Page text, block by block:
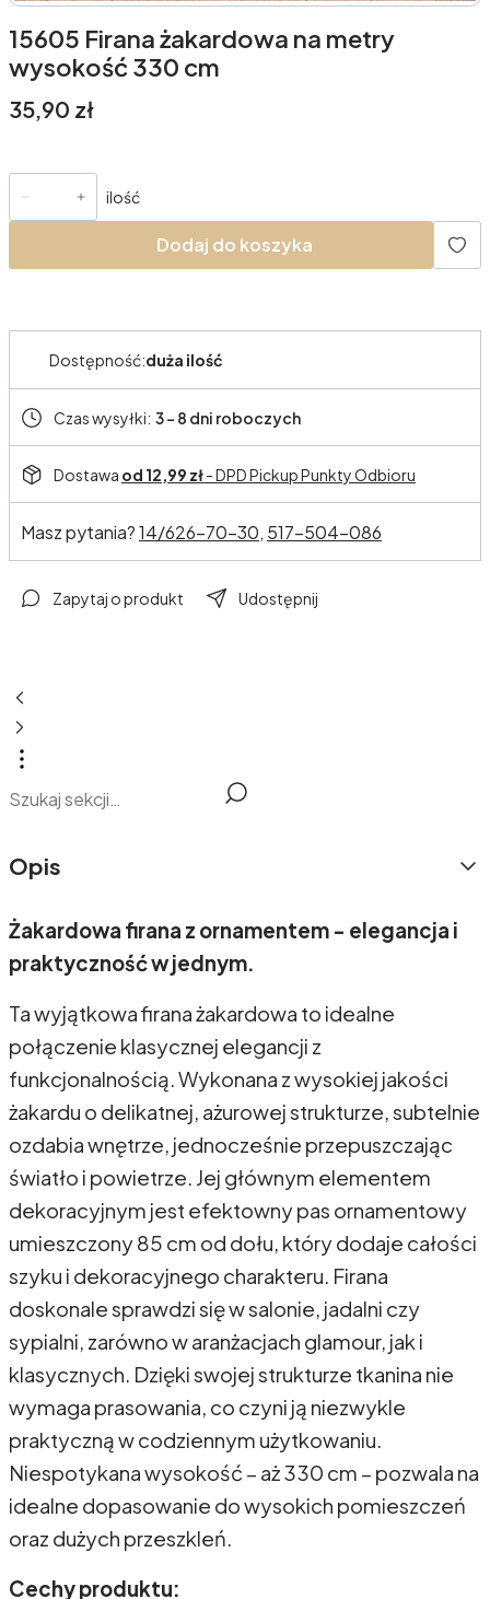
15605 Firana żakardowa na metry
wysokość 330 cm
Cena
35,90 zł
ilość
Dodaj do koszyka
Dostępność:duża ilość
Czas wysyłki: 3 - 8 dni roboczych
Dostawa od 12,99 zł- DPD Pickup Punkty Odbioru
Masz pytania?14/626-70-30, 517-504-086
Zapytaj o produkt Udostępnij
Opis
Żakardowa firana z ornamentem - elegancja i
praktyczność w jednym.
Ta wyjątkowa firana żakardowa to idealne
połączenie klasycznej elegancji z
funkcjonalnością. Wykonana z wysokiej jakości
żakardu o delikatnej, ażurowej strukturze, subtelnie
ozdabia wnętrze, jednocześnie przepuszczając
światło i powietrze. Jej głównym elementem
dekoracyjnym jest efektowny pas ornamentowy
umieszczony 85 cm od dołu, który dodaje całości
szyku i dekoracyjnego charakteru. Firana
doskonale sprawdzi się w salonie, jadalni czy
sypialni, zarówno w aranżacjach glamour, jak i
klasycznych. Dzięki swojej strukturze tkanina nie
wymaga prasowania, co czyni ją niezwykle
praktyczną w codziennym użytkowaniu.
Niespotykana wysokość – aż 330 cm – pozwala na
idealne dopasowanie do wysokich pomieszczeń
oraz dużych przeszkleń.
Cechy produktu: